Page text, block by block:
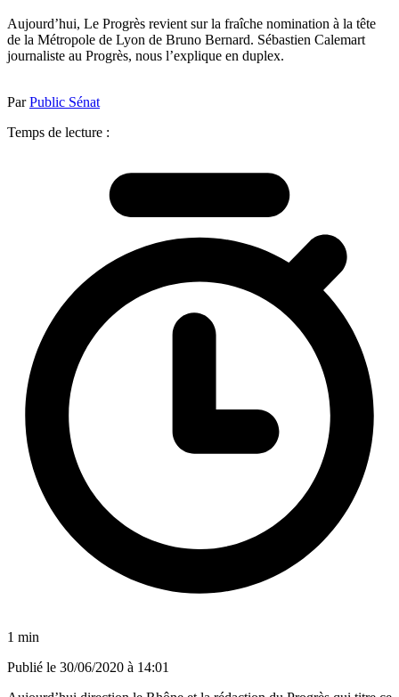
Aujourd’hui, Le Progrès revient sur la fraîche nomination à la tête
de la Métropole de Lyon de Bruno Bernard. Sébastien Calemart
journaliste au Progrès, nous l’explique en duplex.
ParPublic Sénat
Temps de lecture :
1 min
Publié le 30/06/2020 à 14:01